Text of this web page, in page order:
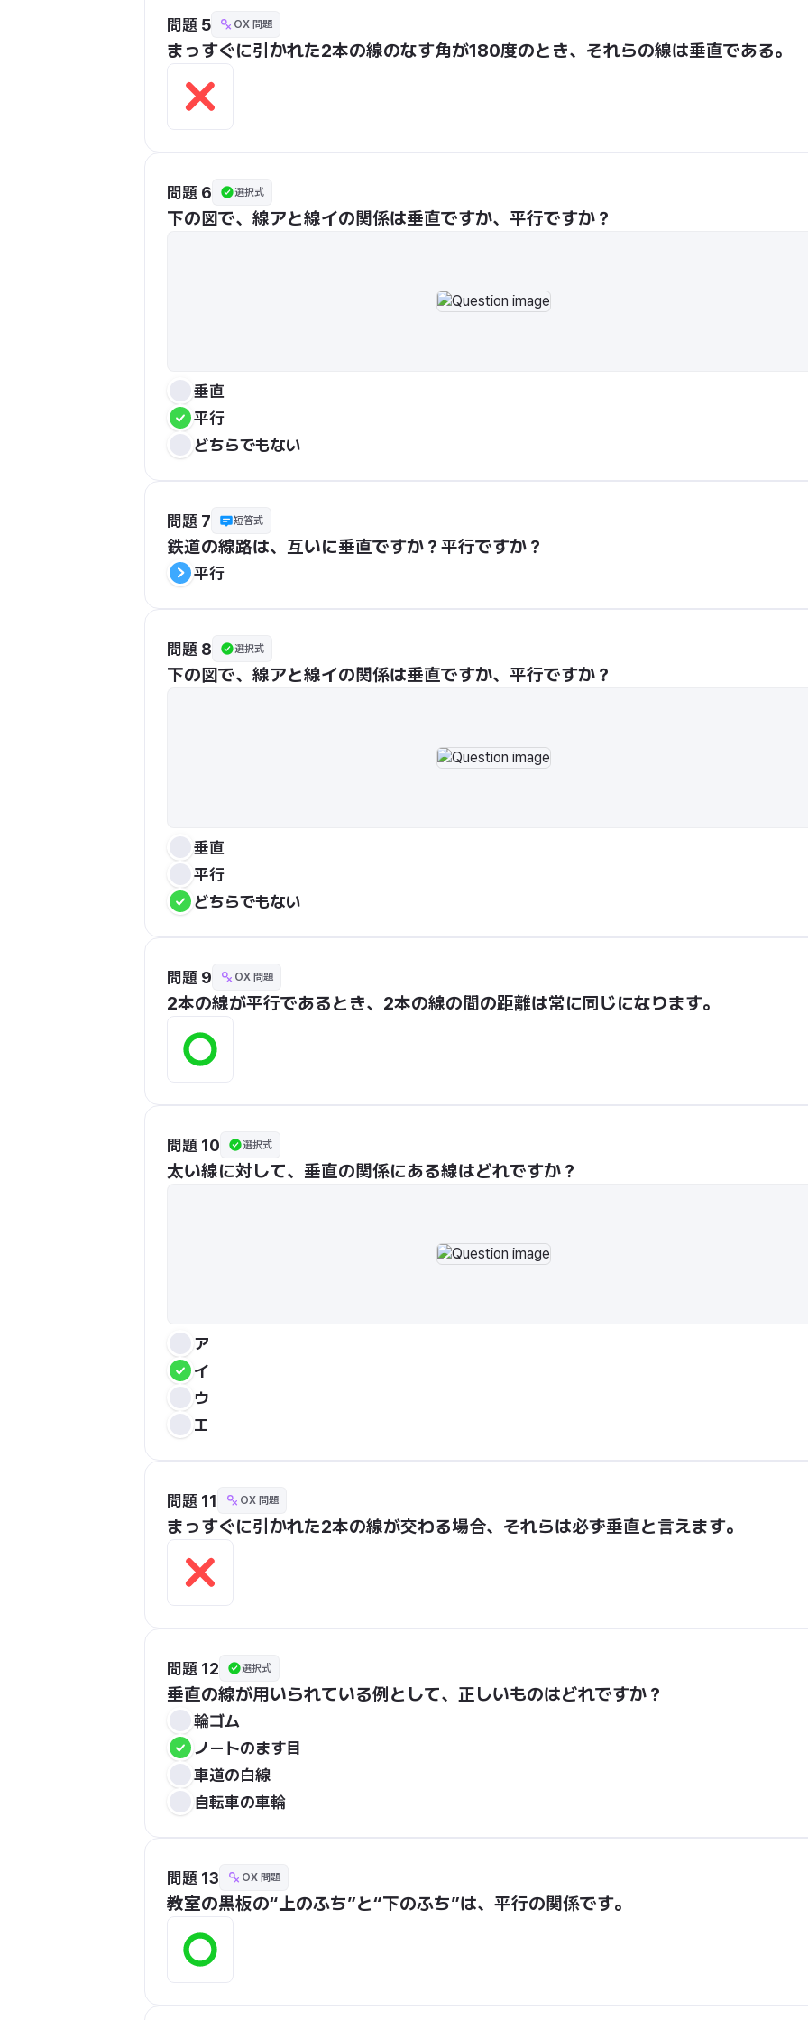
問題 5 OX 問題
まっすぐに引かれた2本の線のなす角が180度のとき、それらの線は垂直である。
問題 6 選択式
下の図で、線アと線イの関係は垂直ですか、平行ですか？
垂直
平行
どちらでもない
問題 7 短答式
鉄道の線路は、互いに垂直ですか？平行ですか？
平行
問題 8 選択式
下の図で、線アと線イの関係は垂直ですか、平行ですか？
垂直
平行
どちらでもない
問題 9 OX 問題
2本の線が平行であるとき、2本の線の間の距離は常に同じになります。
問題 10 選択式
太い線に対して、垂直の関係にある線はどれですか？
ア
イ
ウ
エ
問題 11 OX 問題
まっすぐに引かれた2本の線が交わる場合、それらは必ず垂直と言えます。
問題 12 選択式
垂直の線が用いられている例として、正しいものはどれですか？
輪ゴム
ノートのます目
車道の白線
自転車の車輪
問題 13 OX 問題
教室の黒板の“上のふち”と“下のふち”は、平行の関係です。